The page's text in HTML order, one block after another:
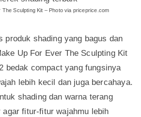
The Sculpting Kit – Photo via priceprice.com
produk shading yang bagus dan
Up For Ever The Sculpting Kit
bedak compact yang fungsinya
lebih kecil dan juga bercahaya.
shading dan warna terang
agar fitur-fitur wajahmu lebih